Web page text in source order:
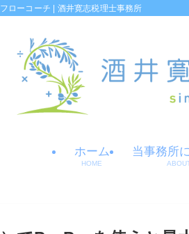
ローコーチ | 酒井寛志税理士事務所
ホーム
HOME
当事務所